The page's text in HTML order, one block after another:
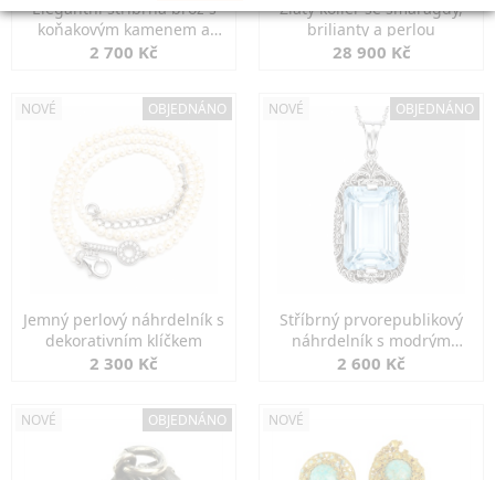
Elegantní stříbrná brož s
koňakovým kamenem a
markazity
2 700 Kč
Zlatý kolier se smaragdy,
brilianty a perlou
28 900 Kč
NOVÉ OBJEDNÁNO
Jemný perlový náhrdelník s
dekorativním klíčkem
2 300 Kč
NOVÉ OBJEDNÁNO
Stříbrný prvorepublikový
náhrdelník s modrým
spinelem
2 600 Kč
NOVÉ OBJEDNÁNO NOVÉ